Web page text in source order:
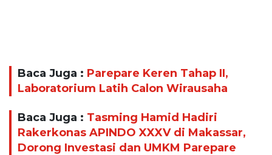
Baca Juga : Parepare Keren Tahap II,
Laboratorium Latih Calon Wirausaha
Baca Juga : Tasming Hamid Hadiri
Rakerkonas APINDO XXXV di Makassar,
Dorong Investasi dan UMKM Parepare